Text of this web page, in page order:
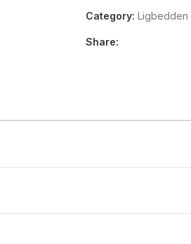
Category: Ligbedden
Share: